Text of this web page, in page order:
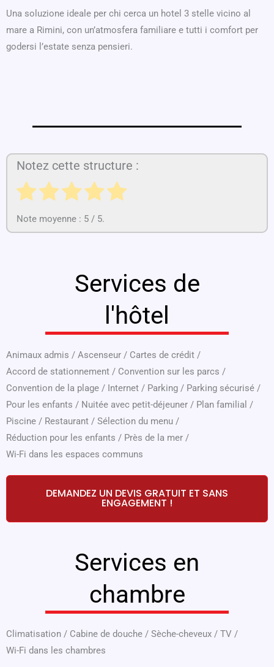
Una soluzione ideale per chi cerca un hotel 3 stelle vicino al
mare a Rimini, con un’atmosfera familiare e tutti i comfort per
godersi l’estate senza pensieri.
Notez cette structure :
Note moyenne : 5 / 5.
Services de
l'hôtel
Animaux admis / Ascenseur / Cartes de crédit /
Accord de stationnement / Convention sur les parcs /
Convention de la plage / Internet / Parking / Parking sécurisé /
Pour les enfants / Nuitée avec petit-déjeuner / Plan familial /
Piscine / Restaurant / Sélection du menu /
Réduction pour les enfants / Près de la mer /
Wi-Fi dans les espaces communs
DEMANDEZ UN DEVIS GRATUIT ET SANS
ENGAGEMENT !
Services en
chambre
Climatisation / Cabine de douche / Sèche-cheveux / TV /
Wi-Fi dans les chambres